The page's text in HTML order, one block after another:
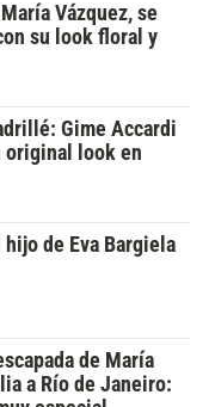
Vázquez, se
su look floral y
Gime Accardi
original look en
de Eva Bargiela
de María
a Río de Janeiro: